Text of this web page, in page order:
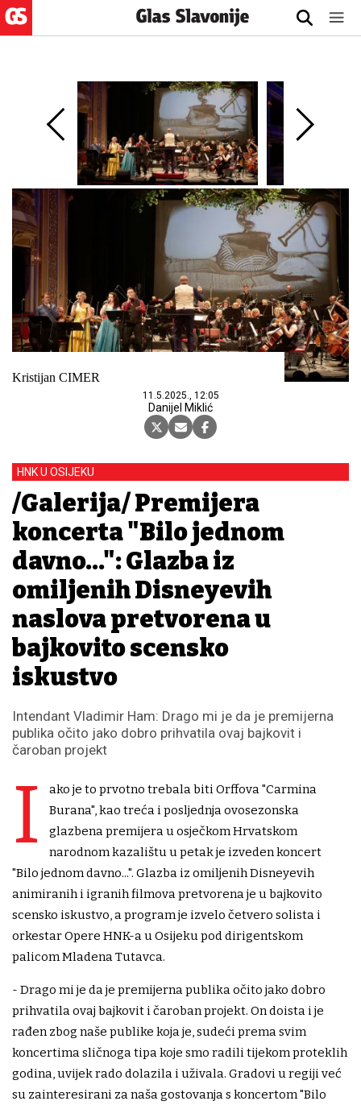
Kristijan CIMER
11.5.2025., 12:05
Danijel Miklić
HNK U OSIJEKU
/Galerija/ Premijera
koncerta "Bilo jednom
davno...": Glazba iz
omiljenih Disneyevih
naslova pretvorena u
bajkovito scensko
iskustvo
Intendant Vladimir Ham: Drago mi je da je premijerna
publika očito jako dobro prihvatila ovaj bajkovit i
čaroban projekt
I
ako je to prvotno trebala biti Orffova "Carmina
Burana", kao treća i posljednja ovosezonska
glazbena premijera u osječkom Hrvatskom
narodnom kazalištu u petak je izveden koncert
"Bilo jednom davno...". Glazba iz omiljenih Disneyevih
animiranih i igranih filmova pretvorena je u bajkovito
scensko iskustvo, a program je izvelo četvero solista i
orkestar Opere HNK-a u Osijeku pod dirigentskom
palicom Mladena Tutavca.
- Drago mi je da je premijerna publika očito jako dobro
prihvatila ovaj bajkovit i čaroban projekt. On doista i je
rađen zbog naše publike koja je, sudeći prema svim
koncertima sličnoga tipa koje smo radili tijekom proteklih
godina, uvijek rado dolazila i uživala. Gradovi u regiji već
su zainteresirani za naša gostovanja s koncertom "Bilo